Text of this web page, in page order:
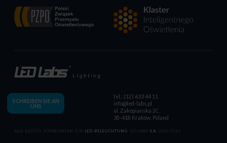
SCHREIBEN SIE AN
UNS
tel.: (12) 633 44 11
info@led-labs.pl
ul. Zakopiańska 2C,
30-418 Kraków, Poland
ALLE RECHTE VORBEHALTEN FÜR LED-BELEUCHTUNG LED LABS S.A. 2006-2026